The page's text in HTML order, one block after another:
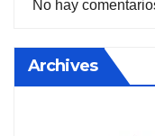
No hay
Archives